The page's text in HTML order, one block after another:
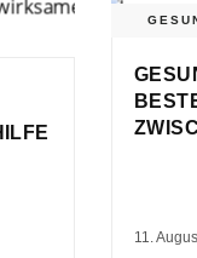
11.